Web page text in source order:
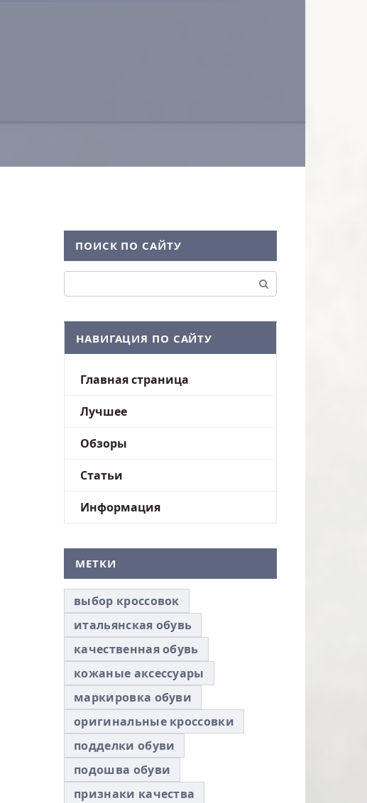
ПОИСК ПО САЙТУ
НАВИГАЦИЯ ПО САЙТУ
Главная страница
Лучшее
Обзоры
Статьи
Информация
МЕТКИ
выбор кроссовок
итальянская обувь
качественная обувь
кожаные аксессуары
маркировка обуви
оригинальные кроссовки
подделки обуви
подошва обуви
признаки качества